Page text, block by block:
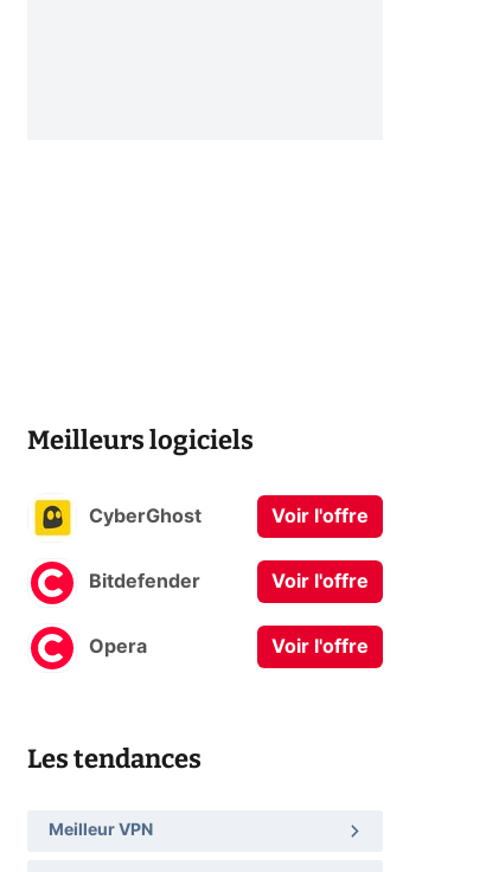
Meilleurs logiciels
CyberGhost Voir l'offre
Bitdefender Voir l'offre
Opera Voir l'offre
Les tendances
Meilleur VPN